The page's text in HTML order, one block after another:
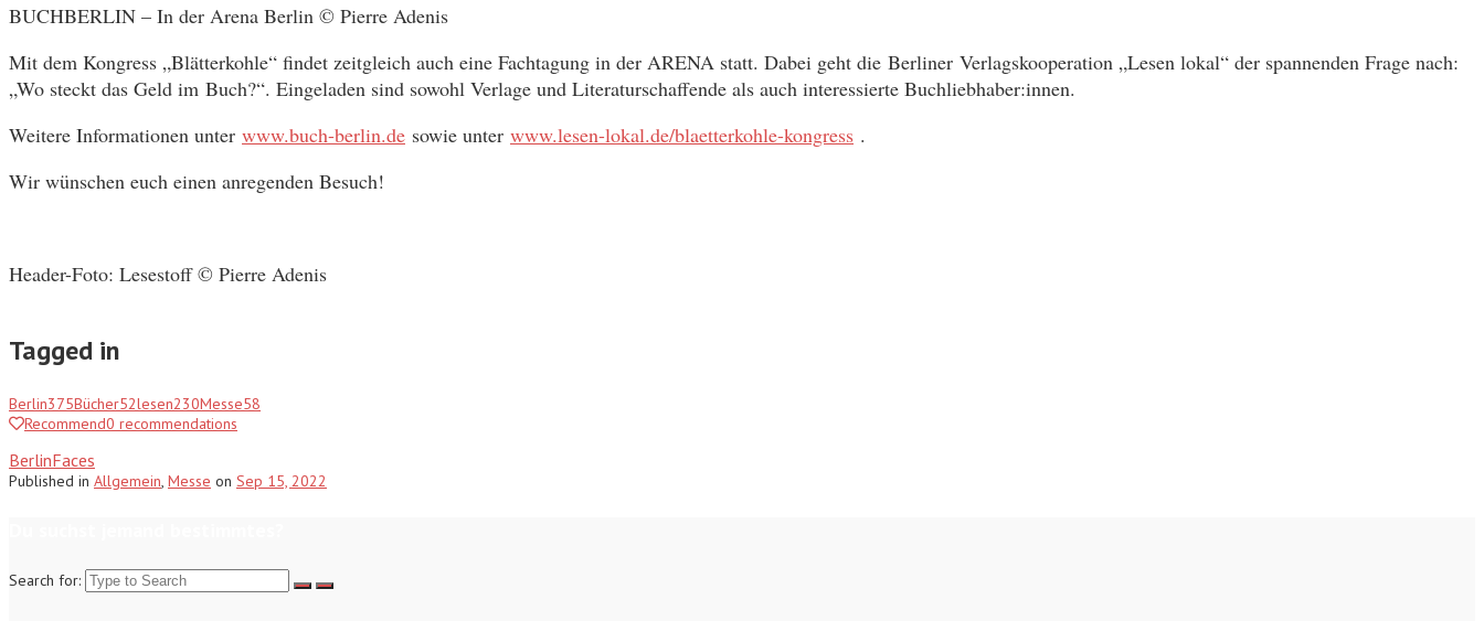
BUCHBERLIN – In der Arena Berlin © Pierre Adenis
Mit dem Kongress „Blätterkohle“ findet zeitgleich auch eine Fachtagung in der ARENA statt. Dabei geht die Berliner Verlagskooperation „Lesen lokal“ der spannenden Frage nach:
„Wo steckt das Geld im Buch?“. Eingeladen sind sowohl Verlage und Literaturschaffende als auch interessierte Buchliebhaber:innen.
Weitere Informationen unter www.buch-berlin.de sowie unter www.lesen-lokal.de/blaetterkohle-kongress .
Wir wünschen euch einen anregenden Besuch!
Header-Foto: Lesestoff © Pierre Adenis
Tagged in
Berlin375Bücher52lesen230Messe58
Recommend0 recommendations
BerlinFaces
Published in Allgemein, Messe on Sep 15, 2022
Search for: